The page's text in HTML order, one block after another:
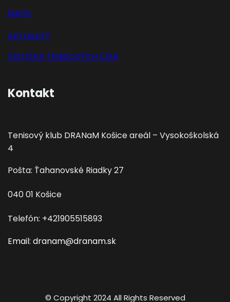
MAPA
AKTUALITY
ČISTIČKA TENISOVÝCH ČIAR
Kontakt
Tenisový klub DRANaM Košice areál – Vysokoškolská
4
Pošta: Ťahanovské Riadky 27
040 01 Košice
Telefón: +421905515893
Email: dranam@dranam.sk
© Copyright 2024 All Rights Reserved